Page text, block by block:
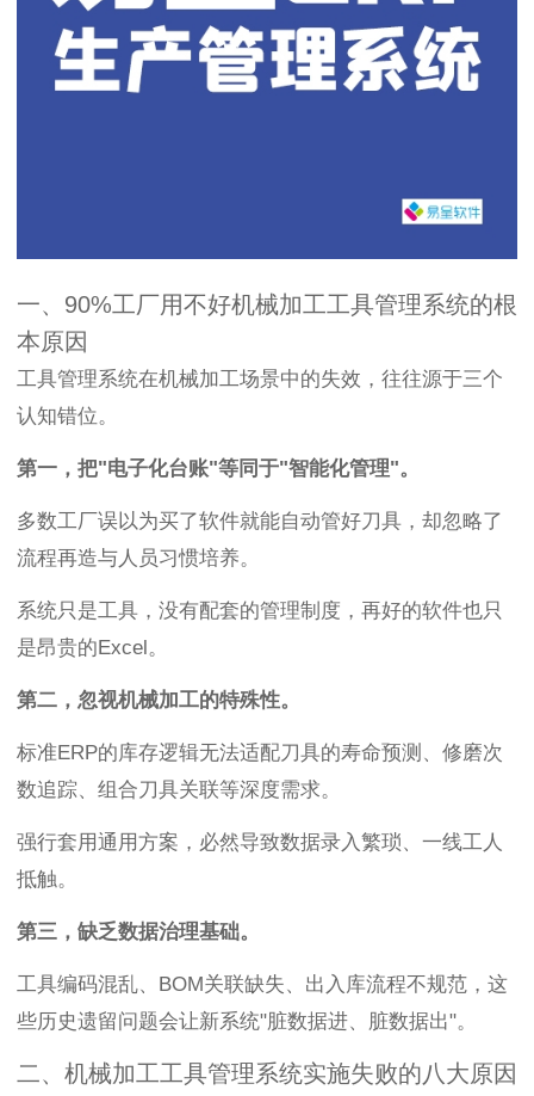
一、90%工厂用不好机械加工工具管理系统的根
本原因
工具管理系统在机械加工场景中的失效，往往源于三个
认知错位。
第一，把"电子化台账"等同于"智能化管理"。
多数工厂误以为买了软件就能自动管好刀具，却忽略了
流程再造与人员习惯培养。
系统只是工具，没有配套的管理制度，再好的软件也只
是昂贵的Excel。
第二，忽视机械加工的特殊性。
标准ERP的库存逻辑无法适配刀具的寿命预测、修磨次
数追踪、组合刀具关联等深度需求。
强行套用通用方案，必然导致数据录入繁琐、一线工人
抵触。
第三，缺乏数据治理基础。
工具编码混乱、BOM关联缺失、出入库流程不规范，这
些历史遗留问题会让新系统"脏数据进、脏数据出"。
二、机械加工工具管理系统实施失败的八大原因